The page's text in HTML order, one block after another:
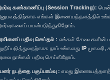
கண்காணிப்பு (Session Tracking):
எங்கள் இணையத்தளத்தில்
பயன்படுத்துகிறோம்.
பதிவு செய்தல் : எங்கள் சேவைகளின்
நாம் உங்களது IP
நாங்கள் பதிவு செய்கிறோம்.
நடத்தை பகுப்பாய்வு : எமது